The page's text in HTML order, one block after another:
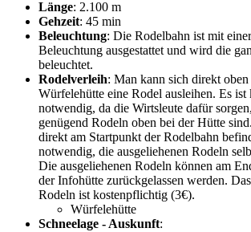
Länge: 2.100 m
Gehzeit: 45 min
Beleuchtung: Die Rodelbahn ist mit
Beleuchtung ausgestattet und wird die
beleuchtet.
Rodelverleih: Man kann sich direkt
Würfelehütte eine Rodel ausleihen. Es ist
notwendig, da die Wirtsleute dafür
genügend Rodeln oben bei der Hütte
direkt am Startpunkt der Rodelbahn
notwendig, die ausgeliehenen Rodeln
Die ausgeliehenen Rodeln können am
der Infohütte zurückgelassen werden.
Rodeln ist kostenpflichtig (3€).
Würfelehütte
Schneelage - Auskunft: